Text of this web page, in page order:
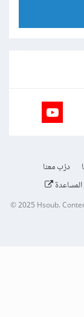
درّب معنا
© 2025Hsoub.